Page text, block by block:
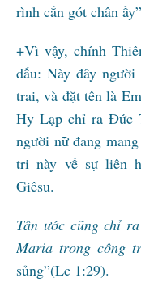
rình cắn gót chân
+Vì vậy, chính
dấu: Này đây
trai, và đặt tên là
Hy Lạp chỉ ra Đức
người nữ đang
tri này về sự liên
Giêsu.
Tân ước cũng chỉ
Maria trong công
sủng”(Lc 1:29).